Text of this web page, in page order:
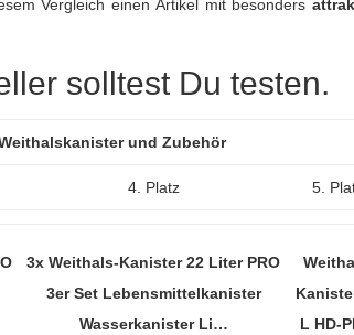
Vergleich einen Artikel mit besonders
solltest Du testen.
und Zubehör
4. Platz 5.
3x Weithals-Kanister 22 Liter PRO
3er Set Lebensmittelkanister
Wasserkanister Li…
L HD-